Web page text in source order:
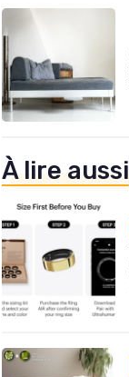
À lire aussi